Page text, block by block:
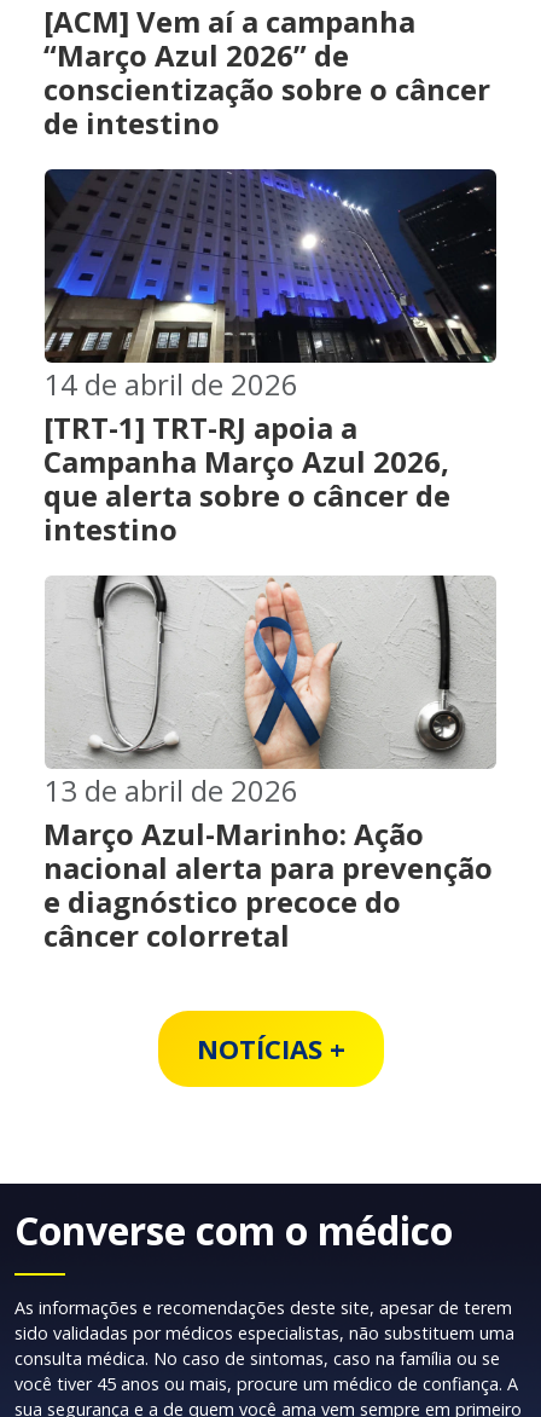
[ACM] Vem aí a campanha
“Março Azul 2026” de
conscientização sobre o câncer
de intestino
14 de abril de 2026
[TRT-1] TRT-RJ apoia a
Campanha Março Azul 2026,
que alerta sobre o câncer de
intestino
13 de abril de 2026
Março Azul-Marinho: Ação
nacional alerta para prevenção
e diagnóstico precoce do
câncer colorretal
NOTÍCIAS +
Converse com o médico
As informações e recomendações deste site, apesar de terem
sido validadas por médicos especialistas, não substituem uma
consulta médica. No caso de sintomas, caso na família ou se
você tiver 45 anos ou mais, procure um médico de confiança. A
sua segurança e a de quem você ama vem sempre em primeiro